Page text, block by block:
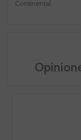
Continental